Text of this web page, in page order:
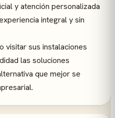
y atención personalizada
integral y sin
visitar sus instalaciones
las soluciones
que mejor se